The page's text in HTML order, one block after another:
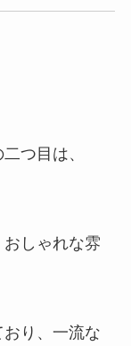
つ目は、
しゃれな雰
り、一流な